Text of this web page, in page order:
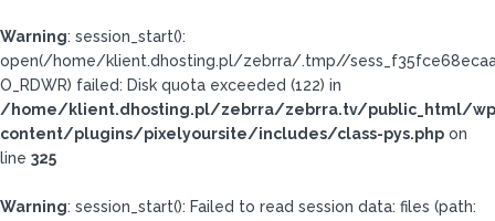
Warning: session_start():
open(/home/klient.dhosting.pl/zebrra/.tmp//
O_RDWR) failed: Disk quota exceeded (122) in
/home/klient.dhosting.pl/zebrra/zebrra.tv/public_html/
content/plugins/pixelyoursite/includes/class-pys.php on
line 325
Warning: session_start(): Failed to read session data: files (path: